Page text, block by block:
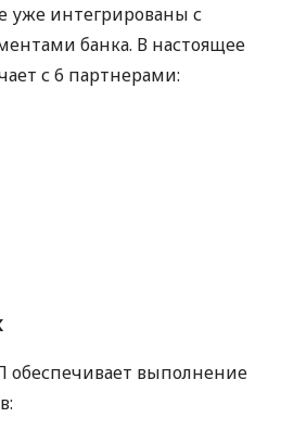
уже интегрированы с
банка. В настоящее
с 6 партнерами:
обеспечивает выполнение